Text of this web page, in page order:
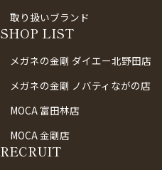
取り扱いブランド
SHOP LIST
メガネの金剛 ダイエー北野田店
メガネの金剛 ノバティながの店
MOCA 富田林店
MOCA 金剛店
RECRUIT